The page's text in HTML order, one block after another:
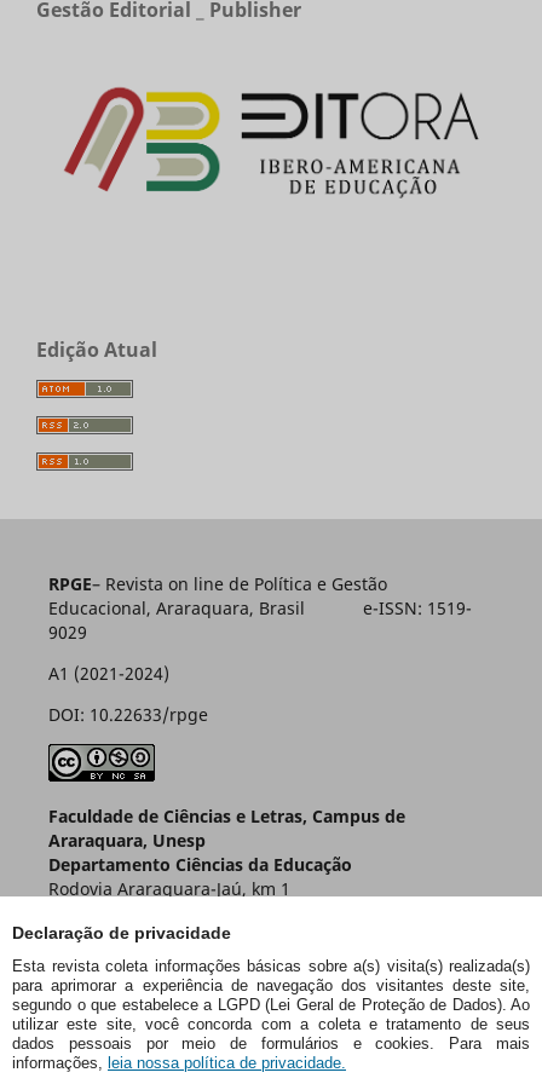
Declaração de privacidade
Esta revista coleta informações básicas sobre a(s) visita(s) realizada(s)
para aprimorar a experiência de navegação dos visitantes deste site,
segundo o que estabelece a LGPD (Lei Geral de Proteção de Dados). Ao
utilizar este site, você concorda com a coleta e tratamento de seus
dados pessoais por meio de formulários e cookies. Para mais
informações, leia nossa política de privacidade.
Gestão Editorial _ Publisher
Edição Atual
RPGE– Revista on line de Política e Gestão
Educacional, Araraquara, Brasil e-ISSN: 1519-
9029
A1 (2021-2024)
DOI: 10.22633/rpge
Faculdade de Ciências e Letras, Campus de
Araraquara, Unesp
Departamento Ciências da Educação
Rodovia Araraquara-Jaú, km 1
Araraquara – SP – Brasil